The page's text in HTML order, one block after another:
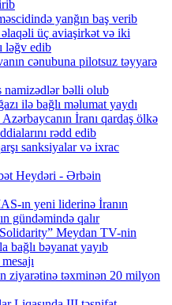
yanğın baş verib
üç aviaşirkət və iki
ləğv edib
cənubuna pilotsuz təyyarə
namizədlər bəlli olub
ilə bağlı məlumat yaydı
İranı qardaş ölkə
rədd edib
sanksiyalar və ixrac
Heydəri - Ərbəin
ın yeni liderinə İranın
gündəmində qalır
Meydan TV-nin
bağlı bəyanat yayıb
ziyarətinə təxminən 20 milyon